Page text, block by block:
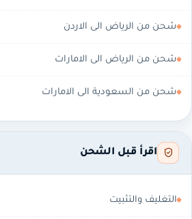
شحن من الرياض الى الاردن
شحن من الرياض الى الامارات
شحن من السعودية الى الامارات
اقرأ قبل الشحن
التغليف والتثبيت